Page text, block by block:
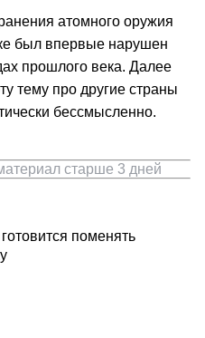
атомного оружия
был впервые нарушен
прошлого века. Далее
тему про другие страны
бессмысленно.
старше 3 дней
поменять